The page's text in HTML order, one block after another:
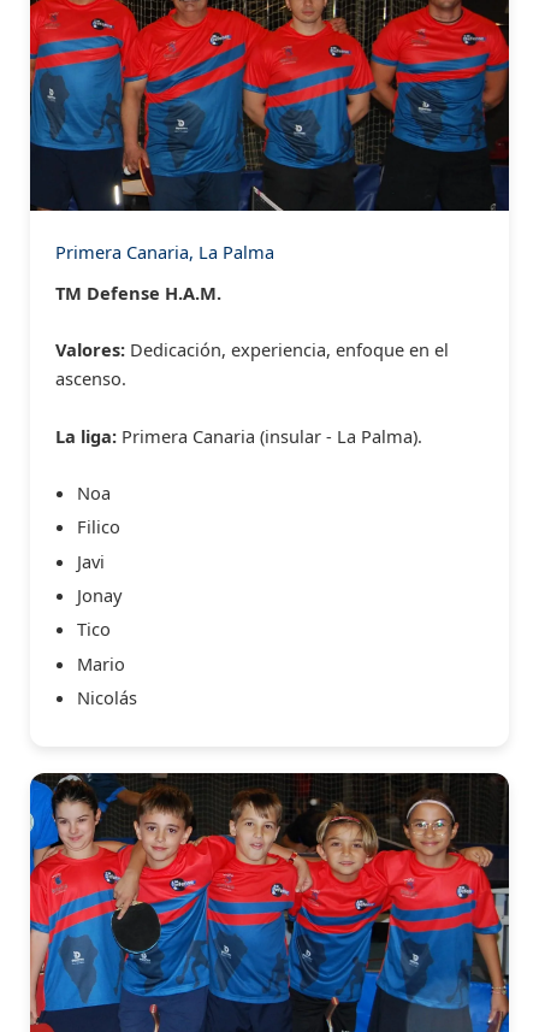
Primera Canaria, La Palma
TM Defense H.A.M.
Valores: Dedicación, experiencia, enfoque en el
ascenso.
La liga: Primera Canaria (insular - La Palma).
Noa
Filico
Javi
Jonay
Tico
Mario
Nicolás